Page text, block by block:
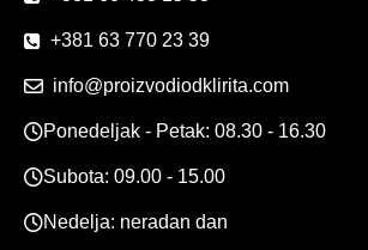
+381 63 770 23 39
info@proizvodiodklirita.com
Ponedeljak - Petak: 08.30 - 16.30
Subota: 09.00 - 15.00
Nedelja: neradan dan